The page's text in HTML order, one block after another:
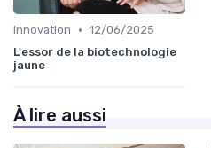
Innovation • 12/06/2025
L'essor de la biotechnologie
jaune
À lire aussi